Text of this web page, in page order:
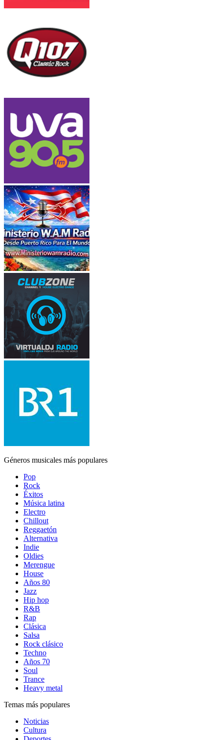
Géneros musicales más populares
Pop
Rock
Éxitos
Música latina
Electro
Chillout
Reggaetón
Alternativa
Indie
Oldies
Merengue
House
Años 80
Jazz
Hip hop
R&B
Rap
Clásica
Salsa
Rock clásico
Techno
Años 70
Soul
Trance
Heavy metal
Temas más populares
Noticias
Cultura